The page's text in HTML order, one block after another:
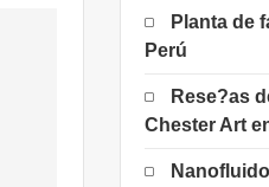
Planta de
Perú
Rese?as
Chester Art